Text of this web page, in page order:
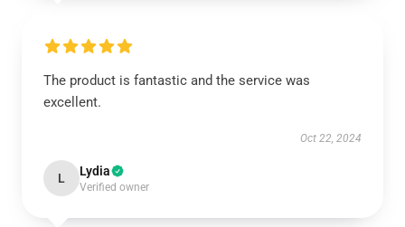
The product is fantastic and the service was
excellent.
Oct 22, 2024
L Lydia
Verified owner